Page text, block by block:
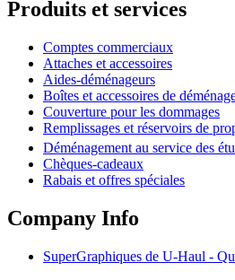
Produits et services
Comptes commerciaux
Attaches et accessoires
Aides-déménageurs
Boîtes et accessoires de
Couverture pour les dommages
Remplissages et réservoirs de
Déménagement au service des
Chèques-cadeaux
Rabais et offres spéciales
Company Info
SuperGraphiques de U-Haul -